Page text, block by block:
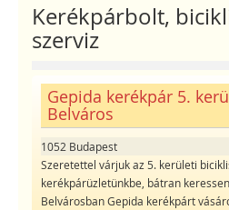
Kerékpárbolt,
szerviz
Gepida kerékpár 5.
Belváros
1052 Budapest
Szeretettel várjuk az 5. kerületi
kerékpárüzletünkbe, bátran
Belvárosban Gepida kerékpárt